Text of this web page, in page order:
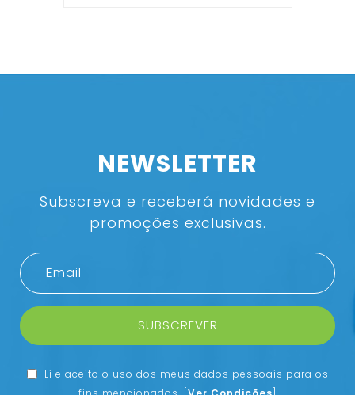
NEWSLETTER
Subscreva e receberá novidades e
promoções exclusivas.
SUBSCREVER
Li e aceito o uso dos meus dados pessoais para os